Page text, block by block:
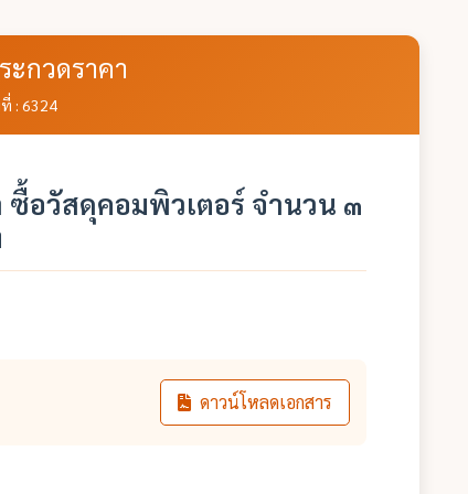
ะกวดราคา
: 6324
ซื้อวัสดุคอมพิวเตอร์ จำนวน ๓
ดาวน์โหลดเอกสาร